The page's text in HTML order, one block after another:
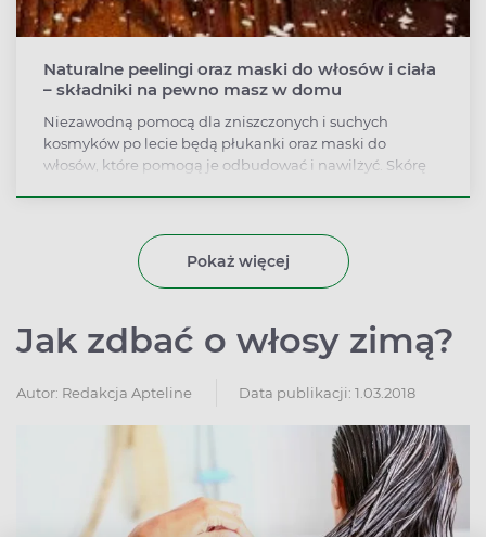
Naturalne peelingi oraz maski do włosów i ciała
– składniki na pewno masz w domu
Niezawodną pomocą dla zniszczonych i suchych
kosmyków po lecie będą płukanki oraz maski do
włosów, które pomogą je odbudować i nawilżyć. Skórę
Pokaż więcej
Jak zdbać o włosy zimą?
Autor: Redakcja Apteline Data publikacji: 1.03.2018